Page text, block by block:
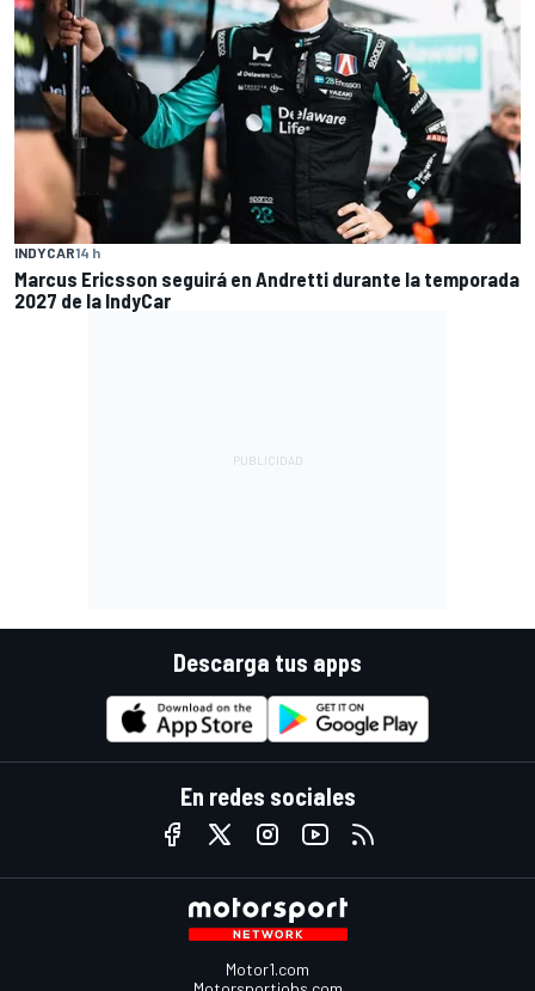
INDYCAR14 h
Marcus Ericsson seguirá en Andretti durante la temporada
2027 de la IndyCar
Descarga tus apps
En redes sociales
Motor1.com